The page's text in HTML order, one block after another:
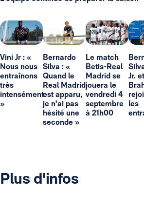
Vini Jr : «
Nous nous
entraînons
très
intensément
»
Bernardo
Silva : «
Quand le
Real Madrid
est apparu,
je n'ai pas
hésité une
seconde »
Le match
Betis-Real
Madrid se
jouera le
vendredi 4
septembre
à 21h00
Jr. et
les
Plus d'infos